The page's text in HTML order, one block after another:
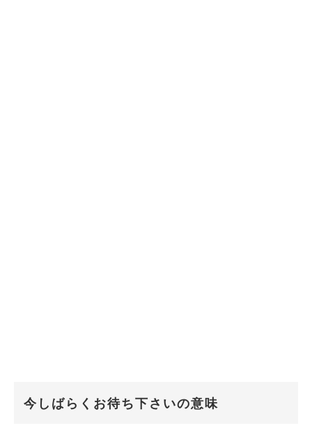
今しばらくお待ち下さいの意味